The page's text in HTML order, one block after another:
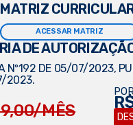
MATRIZ
ACESSAR MATRIZ
DE
Nº192 DE 05/07/2023,
2023.
MÊS